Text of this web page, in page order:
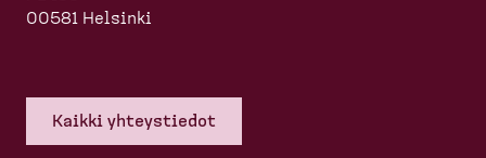
00581 Helsinki
Kaikki yhteys­tiedot